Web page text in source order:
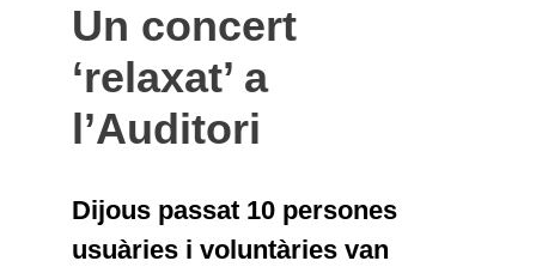
Un concert
‘relaxat’ a
l’Auditori
Dijous passat 10 persones
usuàries i voluntàries van